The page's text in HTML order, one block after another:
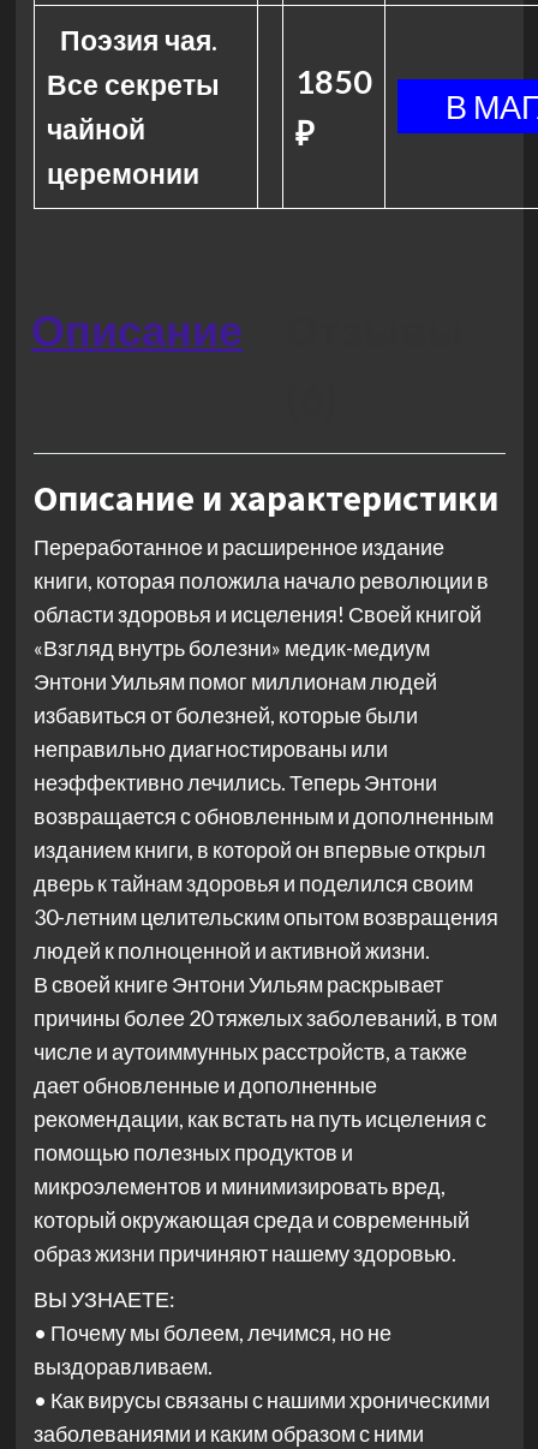
Поэзия чая.
Все секреты
чайной
церемонии
1850
₽
Описание
Описание и характеристики
Переработанное и расширенное издание
книги, которая положила начало революции в
области здоровья и исцеления! Своей книгой
«Взгляд внутрь болезни» медик-медиум
Энтони Уильям помог миллионам людей
избавиться от болезней, которые были
неправильно диагностированы или
неэффективно лечились. Теперь Энтони
возвращается с обновленным и дополненным
изданием книги, в которой он впервые открыл
дверь к тайнам здоровья и поделился своим
30-летним целительским опытом возвращения
людей к полноценной и активной жизни.
В своей книге Энтони Уильям раскрывает
причины более 20 тяжелых заболеваний, в том
числе и аутоиммунных расстройств, а также
дает обновленные и дополненные
рекомендации, как встать на путь исцеления с
помощью полезных продуктов и
микроэлементов и минимизировать вред,
который окружающая среда и современный
образ жизни причиняют нашему здоровью.
ВЫ УЗНАЕТЕ:
• Почему мы болеем, лечимся, но не
выздоравливаем.
• Как вирусы связаны с нашими хроническими
заболеваниями и каким образом с ними